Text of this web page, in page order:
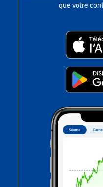
que votre